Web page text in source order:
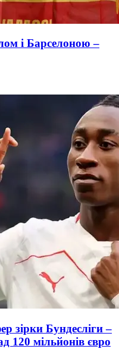
і Барселоною –
зірки Бундесліги –
120 мільйонів євро